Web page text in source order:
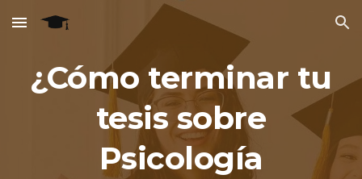
Skip to main content Skip to navigation
¿Cómo terminar tu
tesis sobre
Psicología